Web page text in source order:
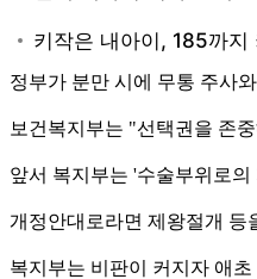
정부가 분만 시에 무통 주사
보건복지부는 "선택권을 존
앞서 복지부는 '수술부위로
개정안대로라면 제왕절개 등
복지부는 비판이 커지자 애